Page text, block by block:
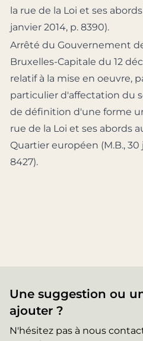
la rue de la Loi et ses abords
janvier 2014, p. 8390).
Arrêté du Gouvernement
Bruxelles-Capitale du 12
relatif à la mise en oeuvre,
particulier d'affectation du
de définition d'une forme
rue de la Loi et ses abords
Quartier européen (M.B., 30
8427).
Une suggestion ou
ajouter ?
N'hésitez pas à nous